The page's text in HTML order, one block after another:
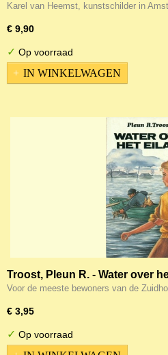
Karel van Heemst, kunstschilder in
€ 9,90
✓ Op voorraad
IN WINKELWAGEN
Troost, Pleun R. - Water over
Voor de meeste bewoners van de
€ 3,95
✓ Op voorraad